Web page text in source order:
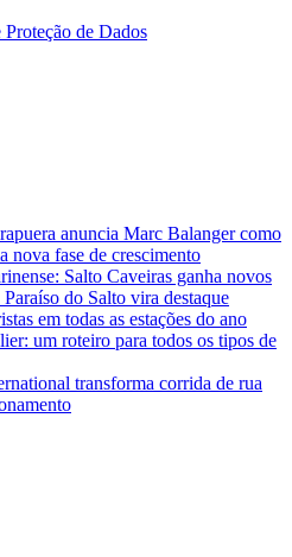
de Dados
anuncia Marc Balanger como
nova fase de crescimento
Salto Caveiras ganha novos
do Salto vira destaque
em todas as estações do ano
um roteiro para todos os tipos de
transforma corrida de rua